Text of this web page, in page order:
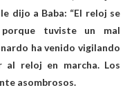
dijo a Baba: “El reloj se
tuviste un mal
ha venido vigilando
al reloj en marcha. Los
asombrosos.